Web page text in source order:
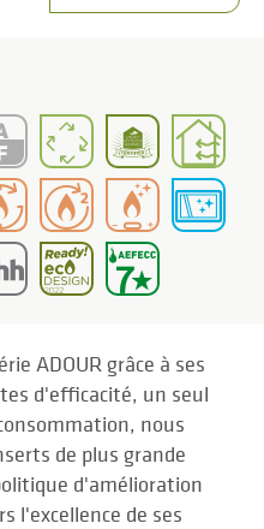
ADOUR grâce à ses
d'efficacité, un seul
nous
de plus grande
d'amélioration
l'excellence de ses